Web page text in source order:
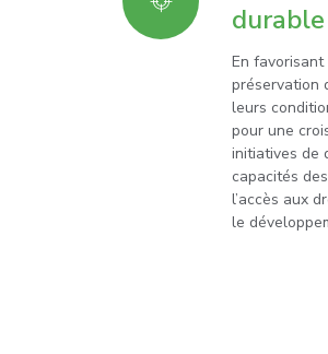
durable
En
préservation
leurs
pour une
initiatives de
capacités
l’accès aux
le